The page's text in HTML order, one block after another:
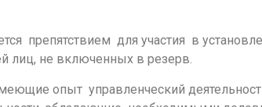
препятствием для участия в
лиц, не включенных в резерв.
опыт управленческий